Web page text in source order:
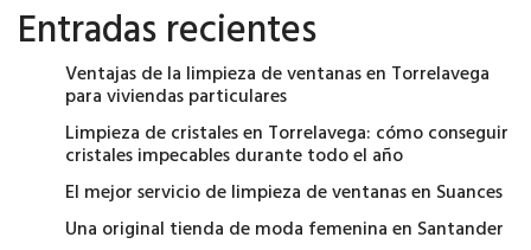
Entradas recientes
Ventajas de la limpieza de ventanas en Torrelavega
para viviendas particulares
Limpieza de cristales en Torrelavega: cómo conseguir
cristales impecables durante todo el año
El mejor servicio de limpieza de ventanas en Suances
Una original tienda de moda femenina en Santander